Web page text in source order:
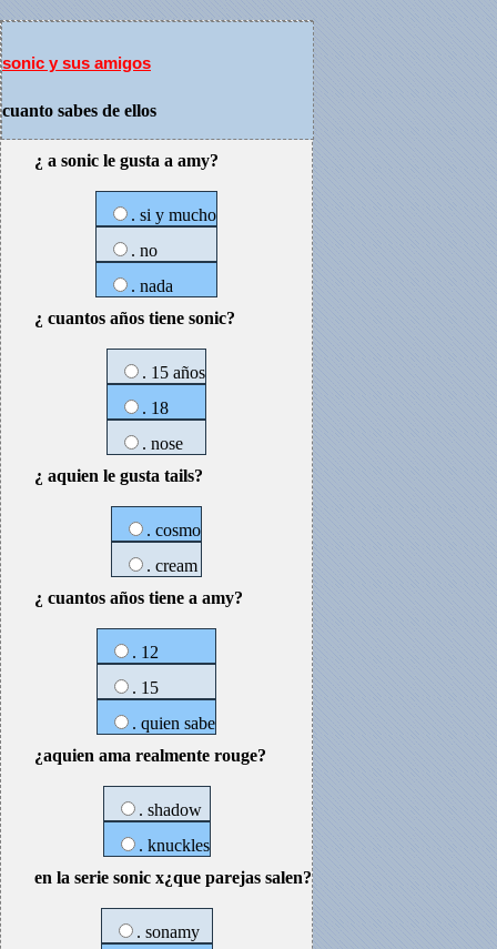
sonic y sus amigos
cuanto sabes de ellos
¿ a sonic le gusta a amy?
. si y mucho
. no
. nada
¿ cuantos años tiene sonic?
. 15 años
. 18
. nose
¿ aquien le gusta tails?
. cosmo
. cream
¿ cuantos años tiene a amy?
. 12
. 15
. quien sabe
¿aquien ama realmente rouge?
. shadow
. knuckles
en la serie sonic x¿que parejas salen?
. sonamy